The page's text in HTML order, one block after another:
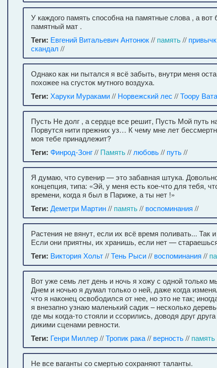
У каждого память способна на памятные слова , а
памятный мат .
Теги: Евгений Витальевич Антонюк// память//
скандал //
Однако как ни пытался я всё забыть, внутри меня
похожее на сгусток мутного воздуха.
Теги: Харуки Мураками// Норвежский лес //Тоору
Пусть Не долг , а сердце все решит, Пусть Мой путь
Порвутся нити прежних уз… К чему мне лет
моя тебе принадлежит?
Теги: Финрод-Зонг// Память// любовь// путь//
Я думаю, что сувенир — это забавная штука.
концепция, типа: «Эй, у меня есть кое-что для тебя,
времени, когда я был в Париже, а ты нет !»
Теги: Деметри Мартин// память// воспоминания //
Растения не вянут, если их всё время поливать... Так
Если они приятны, их хранишь, если нет —
Теги: Виктория Хольт//Тень Рыси// воспоминания //
Вот уже семь лет день и ночь я хожу с одной только
Днем и ночью я думал только о ней, даже когда
что я наконец освободился от нее, но это не так;
я внезапно узнаю маленький садик – несколько
где мы когда-то стояли и ссорились, доводя друг
дикими сценами ревности.
Теги: Генри Миллер//Тропик рака// верность// память
Не все ваганты со смертью сохраняют таланты.